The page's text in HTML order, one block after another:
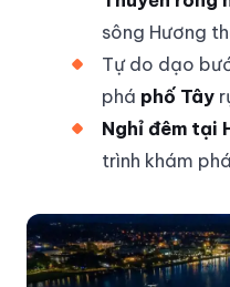
sông Hương
Tự do dạo
phá phố Tây
Nghỉ đêm tại
trình khám